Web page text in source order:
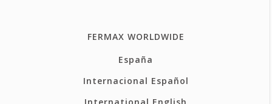
FERMAX WORLDWIDE
España
Internacional Español